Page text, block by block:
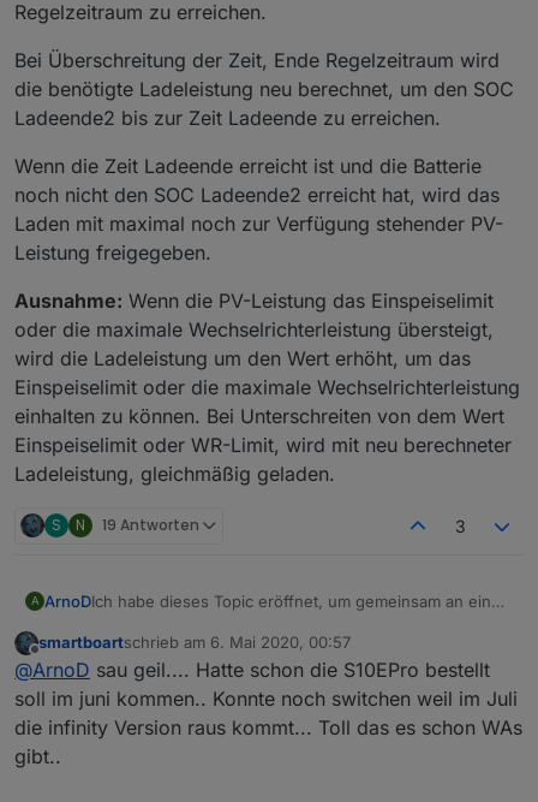
Regelzeitraum zu erreichen.
Bei Überschreitung der Zeit, Ende Regelzeitraum wird
die benötigte Ladeleistung neu berechnet, um den SOC
Ladeende2 bis zur Zeit Ladeende zu erreichen.
Wenn die Zeit Ladeende erreicht ist und die Batterie
noch nicht den SOC Ladeende2 erreicht hat, wird das
Laden mit maximal noch zur Verfügung stehender PV-
Leistung freigegeben.
Ausnahme: Wenn die PV-Leistung das Einspeiselimit
oder die maximale Wechselrichterleistung übersteigt,
wird die Ladeleistung um den Wert erhöht, um das
Einspeiselimit oder die maximale Wechselrichterleistung
einhalten zu können. Bei Unterschreiten von dem Wert
Einspeiselimit oder WR-Limit, wird mit neu berechneter
Ladeleistung, gleichmäßig geladen.
S N 19 Antworten 3
A ArnoDIch habe dieses Topic eröffnet, um gemeinsam an einer
ioBroker zu arbeiten.
Dankeschön an dieser Stelle an Eberhard und sein
Programm E3DC-Control, ohne ihn wäre das alles nicht
Großes Lob und Danke auch an Uli, der den Adapter
Ziel der Steuerung ist:
Mit der Steuerung soll erreicht werden, dass der
Batteriespeicher möglichst schonend geladen wird, um
Speicher soll nie längere Zeit auf 100 % geladen
werden oder auf 0 % entladen werden.
Möglichst gleichmäßige Ladeleistung beim Laden.
ioBroker
Es werden folgende Adapter benötigt:
Offline
smartboartschrieb am 6. Mai 2020, 00:57
zuletzt editiert von
@ArnoD sau geil.... Hatte schon die S10EPro bestellt
soll im juni kommen.. Konnte noch switchen weil im Juli
die infinity Version raus kommt... Toll das es schon WAs
gibt..